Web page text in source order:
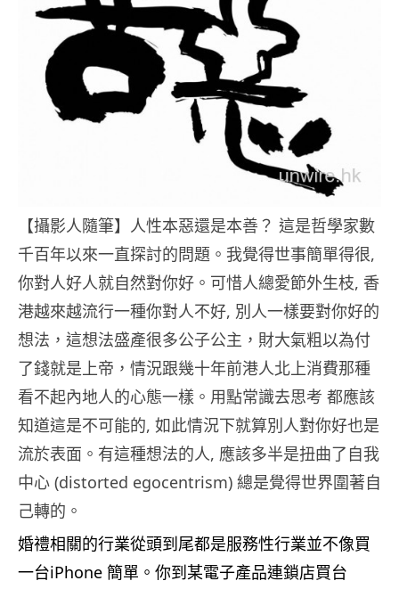
【攝影人隨筆】人性本惡還是本善？ 這是哲學家數
千百年以來一直探討的問題。我覺得世事簡單得很,
你對人好人就自然對你好。可惜人總愛節外生枝, 香
港越來越流行一種你對人不好, 別人一樣要對你好的
想法，這想法盛產很多公子公主，財大氣粗以為付
了錢就是上帝，情況跟幾十年前港人北上消費那種
看不起內地人的心態一樣。用點常識去思考 都應該
知道這是不可能的, 如此情況下就算別人對你好也是
流於表面。有這種想法的人, 應該多半是扭曲了自我
中心 (distorted egocentrism) 總是覺得世界圍著自
己轉的。
婚禮相關的行業從頭到尾都是服務性行業並不像買
一台iPhone 簡單。你到某電子產品連鎖店買台